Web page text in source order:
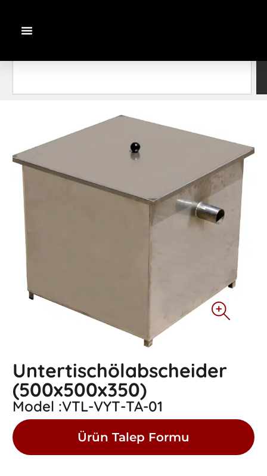
Untertischölabscheider
(500x500x350)
Model :VTL-VYT-TA-01
Ürün Talep Formu